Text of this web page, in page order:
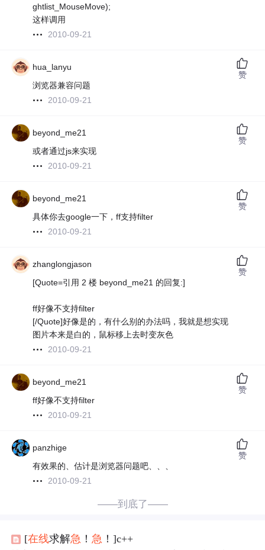
ghtlist_MouseMove);
这样调用
2010-09-21
hua_lanyu
浏览器兼容问题
2010-09-21
赞
beyond_me21
或者通过js来实现
2010-09-21
赞
beyond_me21
具体你去google一下，ff支持filter
2010-09-21
赞
zhanglongjason
[Quote=引用 2 楼 beyond_me21 的回复:]
ff好像不支持filter
[/Quote]好像是的，有什么别的办法吗，我就是想实现
图片本来是白的，鼠标移上去时变灰色
2010-09-21
赞
beyond_me21
ff好像不支持filter
2010-09-21
赞
panzhige
有效果的、估计是浏览器问题吧、、、
2010-09-21
赞
——到底了——
[在线求解急 ！急 ！]c++